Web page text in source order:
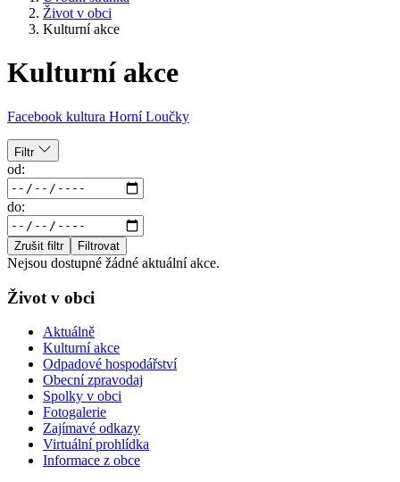
Život v obci
Kulturní akce
Kulturní akce
Facebook kultura Horní Loučky
Filtr
od:
do:
Zrušit filtr Filtrovat
Nejsou dostupné žádné aktuální akce.
Život v obci
Aktuálně
Kulturní akce
Odpadové hospodářství
Obecní zpravodaj
Spolky v obci
Fotogalerie
Zajímavé odkazy
Virtuální prohlídka
Informace z obce